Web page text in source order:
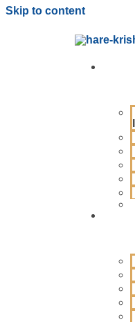
Skip to content